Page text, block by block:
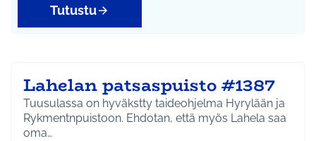
Tutustu
Lahelan patsaspuisto #1387
Tuusulassa on hyväkstty taideohjelma Hyrylään ja
Rykmentnpuistoon. Ehdotan, että myös Lahela saa
oma…